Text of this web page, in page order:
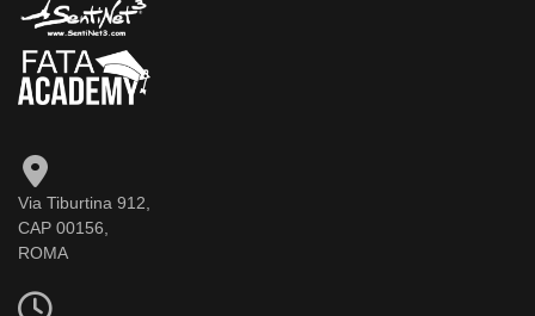
Via Tiburtina 912,
CAP 00156,
ROMA